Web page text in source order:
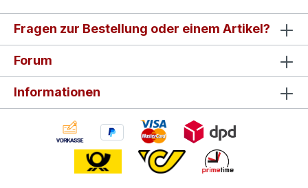
Fragen zur Bestellung oder einem Artikel?
Forum
Informationen